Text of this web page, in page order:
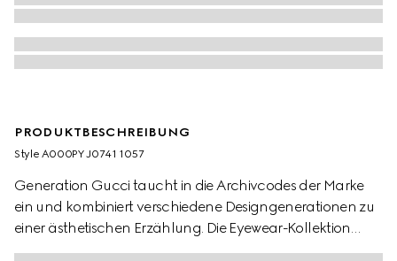
PRODUKTBESCHREIBUNG
Style ‎A000PY J0741 1057
Generation Gucci taucht in die Archivcodes der Marke
ein und kombiniert verschiedene Designgenerationen zu
einer ästhetischen Erzählung. Die Eyewear-Kollektion
umfasst modische Formen und Details, die